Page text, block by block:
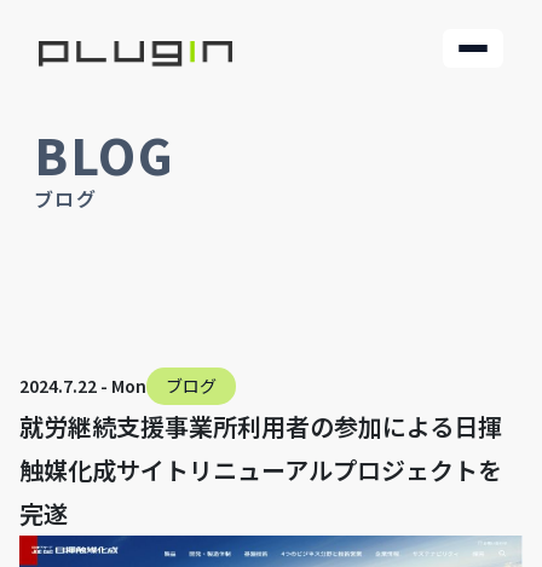
BLOG
ブログ
2024.7.22 - Mon ブログ
就労継続支援事業所利用者の参加による日揮
触媒化成サイトリニューアルプロジェクトを
完遂